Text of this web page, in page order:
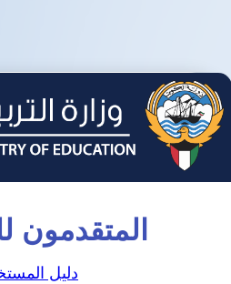
المتقدمون
دليل